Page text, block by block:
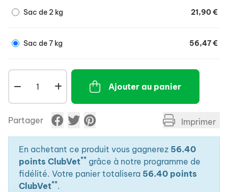
Sac de 2 kg 21,90 €
Sac de 7 kg 56,47 €
Ajouter au panier
Partager Imprimer
En achetant ce produit vous gagnerez 56.40
points ClubVet** grâce à notre programme de
fidélité. Votre panier totalisera 56.40 points
ClubVet**.